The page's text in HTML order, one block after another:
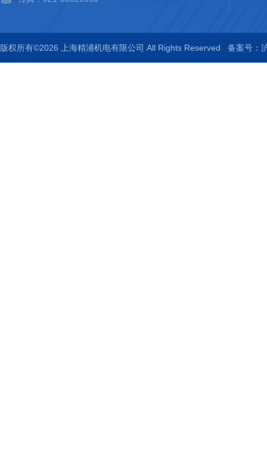
版权所有©2026 上海精浦机电有限公司 All Rights Reserved 备案号：